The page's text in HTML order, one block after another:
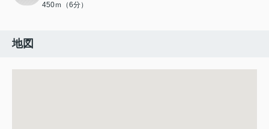
450ｍ（6分）
地図